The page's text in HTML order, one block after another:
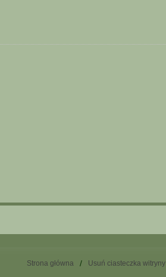
Strona główna Usuń ciasteczka witryny